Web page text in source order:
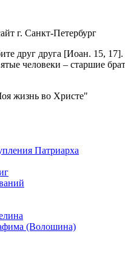
г. Санкт-Петербург
друг друга [Иоан. 15, 17].
человеки – старшие
жизнь во Христе"
Патриарха
(Волошина)